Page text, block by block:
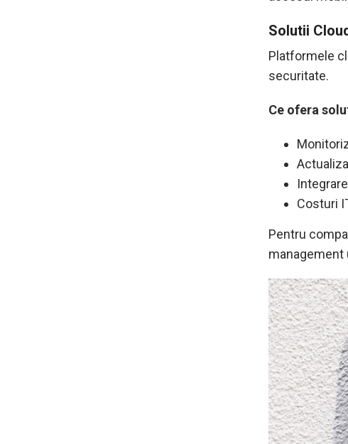
Solutii
Platformele
securitate.
Ce ofera
Costuri
Pentru
management